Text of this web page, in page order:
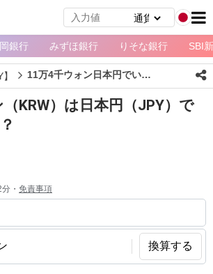
銀行 みずほ銀行 りそな銀行 SBI
11万4千ウォン日本円でいくら？
KRW）は日本円（JPY）で
・ 免責事項
換算する